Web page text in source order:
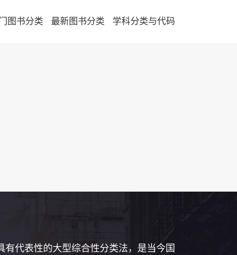
图书分类 最新图书分类 学科分类与代码
代表性的大型综合性分类法，是当今国